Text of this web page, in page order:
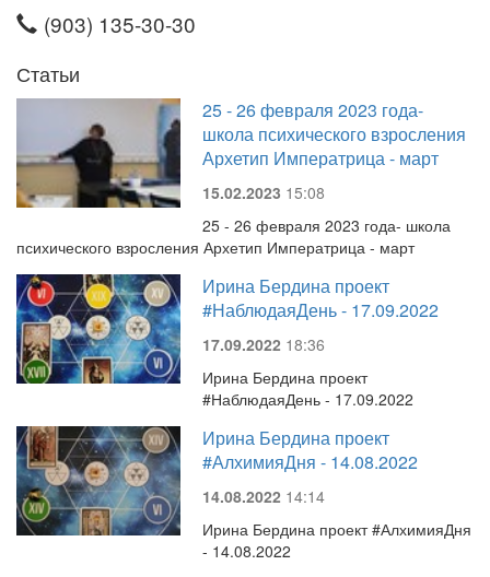
(903) 135-30-30
Статьи
25 - 26 февраля 2023 года-
школа психического взросления
Архетип Императрица - март
15.02.2023 15:08
25 - 26 февраля 2023 года- школа
психического взросления Архетип Императрица - март
Ирина Бердина проект
#НаблюдаяДень - 17.09.2022
17.09.2022 18:36
Ирина Бердина проект
#НаблюдаяДень - 17.09.2022
Ирина Бердина проект
#АлхимияДня - 14.08.2022
14.08.2022 14:14
Ирина Бердина проект #АлхимияДня
- 14.08.2022